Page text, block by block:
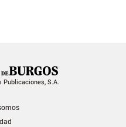
Publicaciones, S.A.